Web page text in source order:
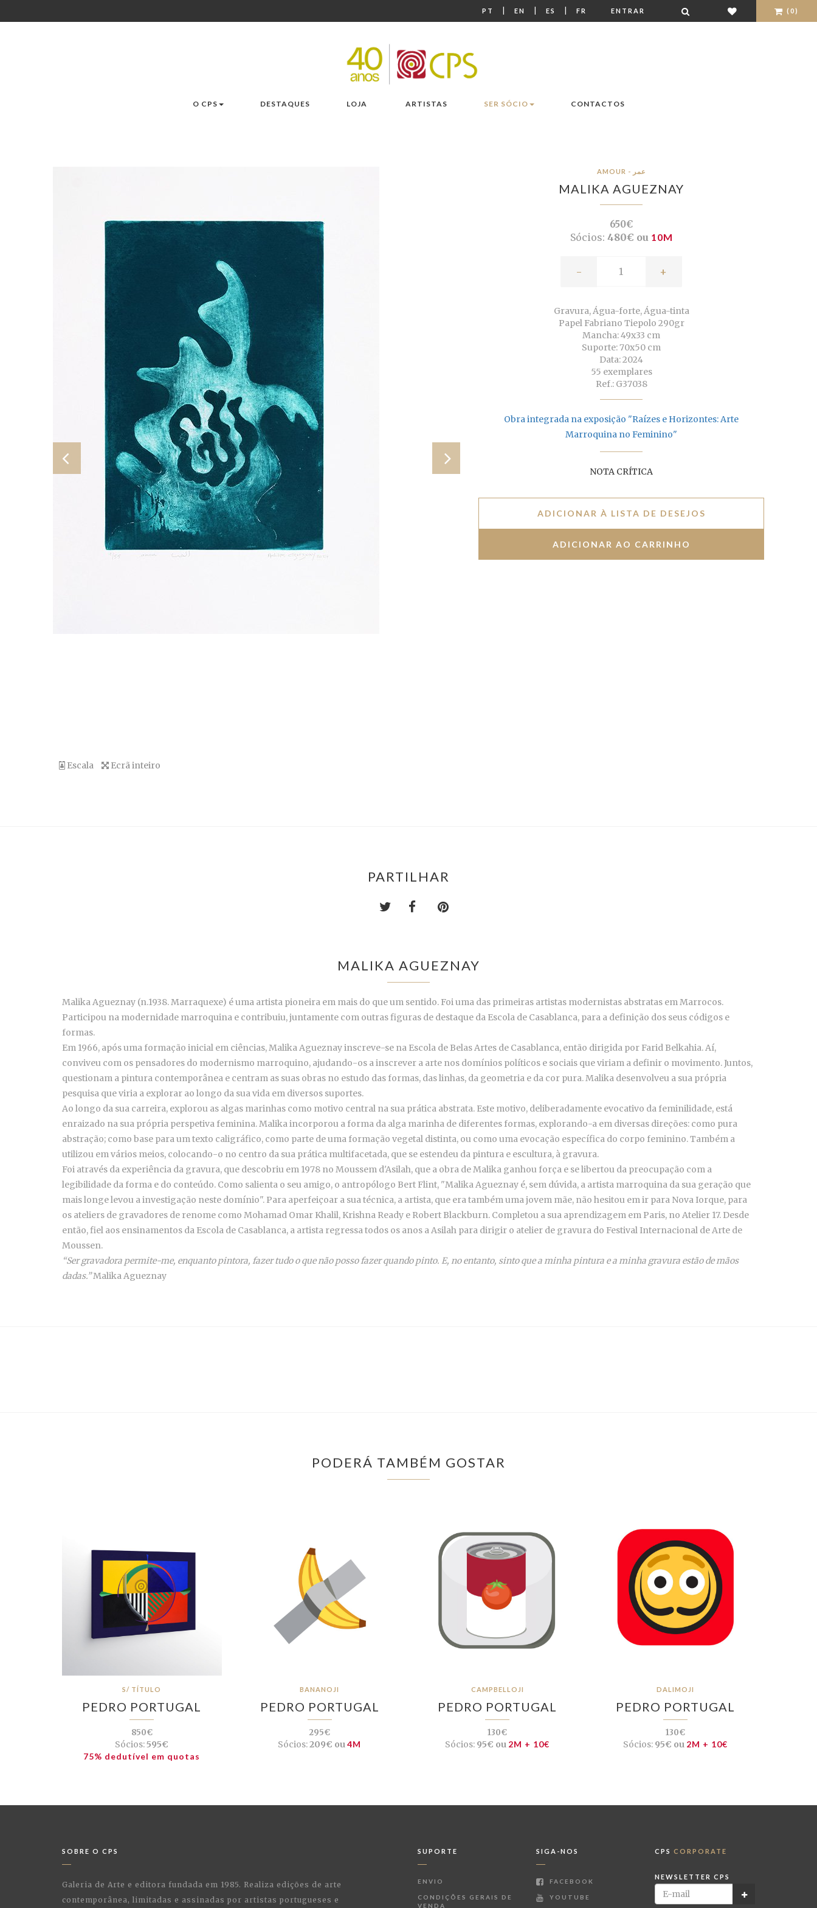
PT | EN | ES | FR ENTRAR (0)
O CPS DESTAQUES LOJA ARTISTAS SER SÓCIO CONTACTOS
Escala Ecrã inteiro
AMOUR - عمر
MALIKA AGUEZNAY
650€
Sócios: 480€ ou 10M
- +
Gravura, Água-forte, Água-tinta
Papel Fabriano Tiepolo 290gr
Mancha: 49x33 cm
Suporte: 70x50 cm
Data: 2024
55 exemplares
Ref.: G37038
Obra integrada na exposição "Raízes e Horizontes: Arte
Marroquina no Feminino"
NOTA CRÍTICA
ADICIONAR À LISTA DE DESEJOS
PARTILHAR
MALIKA AGUEZNAY
Malika Agueznay (n.1938. Marraquexe) é uma artista pioneira em mais do que um sentido. Foi uma das primeiras artistas modernistas abstratas em Marrocos.
Participou na modernidade marroquina e contribuiu, juntamente com outras figuras de destaque da Escola de Casablanca, para a definição dos seus códigos e
formas.
Em 1966, após uma formação inicial em ciências, Malika Agueznay inscreve-se na Escola de Belas Artes de Casablanca, então dirigida por Farid Belkahia. Aí,
conviveu com os pensadores do modernismo marroquino, ajudando-os a inscrever a arte nos domínios políticos e sociais que viriam a definir o movimento. Juntos,
questionam a pintura contemporânea e centram as suas obras no estudo das formas, das linhas, da geometria e da cor pura. Malika desenvolveu a sua própria
pesquisa que viria a explorar ao longo da sua vida em diversos suportes.
Ao longo da sua carreira, explorou as algas marinhas como motivo central na sua prática abstrata. Este motivo, deliberadamente evocativo da feminilidade, está
enraizado na sua própria perspetiva feminina. Malika incorporou a forma da alga marinha de diferentes formas, explorando-a em diversas direções: como pura
abstração; como base para um texto caligráfico, como parte de uma formação vegetal distinta, ou como uma evocação específica do corpo feminino. Também a
utilizou em vários meios, colocando-o no centro da sua prática multifacetada, que se estendeu da pintura e escultura, à gravura.
Foi através da experiência da gravura, que descobriu em 1978 no Moussem d'Asilah, que a obra de Malika ganhou força e se libertou da preocupação com a
legibilidade da forma e do conteúdo. Como salienta o seu amigo, o antropólogo Bert Flint, "Malika Agueznay é, sem dúvida, a artista marroquina da sua geração que
mais longe levou a investigação neste domínio". Para aperfeiçoar a sua técnica, a artista, que era também uma jovem mãe, não hesitou em ir para Nova Iorque, para
os ateliers de gravadores de renome como Mohamad Omar Khalil, Krishna Ready e Robert Blackburn. Completou a sua aprendizagem em Paris, no Atelier 17. Desde
então, fiel aos ensinamentos da Escola de Casablanca, a artista regressa todos os anos a Asilah para dirigir o atelier de gravura do Festival Internacional de Arte de
Moussen.
“Ser gravadora permite-me, enquanto pintora, fazer tudo o que não posso fazer quando pinto. E, no entanto, sinto que a minha pintura e a minha gravura estão de mãos
dadas.”Malika Agueznay
PODERÁ TAMBÉM GOSTAR
S/ TÍTULO
PEDRO PORTUGAL
850€
Sócios:595€
75% dedutível em quotas
BANANOJI
PEDRO PORTUGAL
295€
Sócios:209€ ou4M
CAMPBELLOJI
PEDRO PORTUGAL
130€
Sócios: 95€ ou 2M + 10€
DALIMOJI
PEDRO PORTUGAL
130€
Sócios:95€ ou 2M + 10€
SOBRE O CPS
Galeria de Arte e editora fundada em 1985. Realiza edições de arte
contemporânea, limitadas e assinadas por artistas portugueses e
SUPORTE
ENVIO
CONDIÇÕES GERAIS DE
VENDA
SIGA-NOS
FACEBOOK
YOUTUBE
CPS CORPORATE
NEWSLETTER CPS